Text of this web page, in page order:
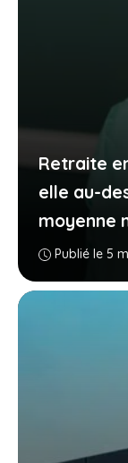
Retraite
elle au-
moyenne
Publié le 5